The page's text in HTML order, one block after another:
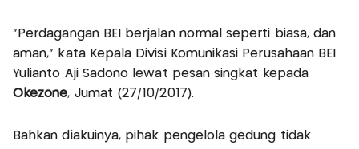
"Perdagangan BEI berjalan normal seperti biasa, dan
aman," kata Kepala Divisi Komunikasi Perusahaan BEI
Yulianto Aji Sadono lewat pesan singkat kepada
Okezone, Jumat (27/10/2017).
Bahkan diakuinya, pihak pengelola gedung tidak